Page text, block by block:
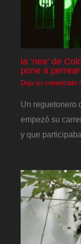
la ‘nea’ de
pone a
Deja un comentario /
Un reguetonero
empezó su
y que